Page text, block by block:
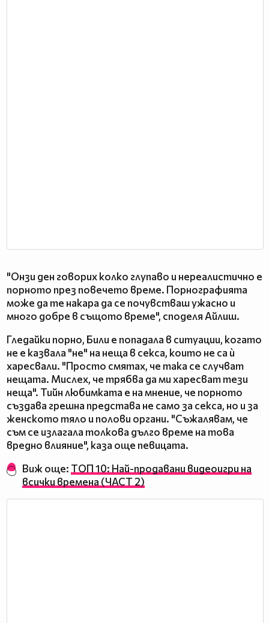
"Онзи ден говорих колко глупаво и нереалистично е
порното през повечето време. Порнографията
може да те накара да се почувстваш ужасно и
много добре в същото време", споделя Айлиш.
Гледайки порно, Били е попадала в ситуации, когато
не е казвала "не" на неща в секса, които не са ѝ
харесвали. "Просто смятах, че така се случват
нещата. Мислех, че трябва да ми харесват тези
неща". Тийн любимката е на мнение, че порното
създава грешна представа не само за секса, но и за
женското тяло и полови органи. "Съжалявам, че
съм се излагала толкова дълго време на това
вредно влияние", каза още певицата.
Виж още: ТОП 10: Най-продавани видеоигри на
всички времена (ЧАСТ 2)